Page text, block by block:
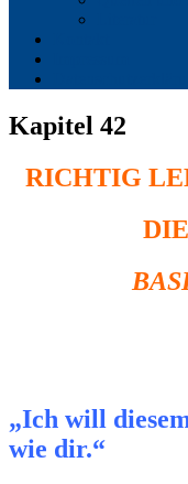
Kapitel 42
RICHTIG
„Ich will
wie dir.“